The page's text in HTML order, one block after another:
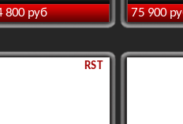
800 руб 75 900
RST